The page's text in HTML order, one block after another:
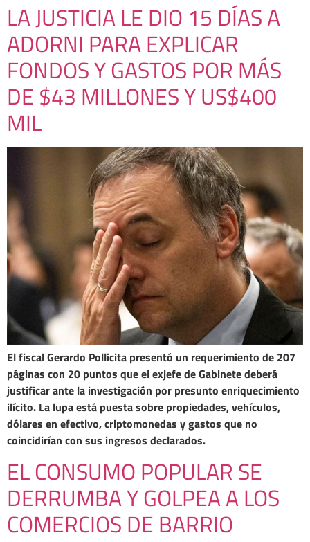
LA JUSTICIA LE DIO 15 DÍAS A
ADORNI PARA EXPLICAR
FONDOS Y GASTOS POR MÁS
DE $43 MILLONES Y US$400
MIL
El fiscal Gerardo Pollicita presentó un requerimiento de 207
páginas con 20 puntos que el exjefe de Gabinete deberá
justificar ante la investigación por presunto enriquecimiento
ilícito. La lupa está puesta sobre propiedades, vehículos,
dólares en efectivo, criptomonedas y gastos que no
coincidirían con sus ingresos declarados.
EL CONSUMO POPULAR SE
DERRUMBA Y GOLPEA A LOS
COMERCIOS DE BARRIO